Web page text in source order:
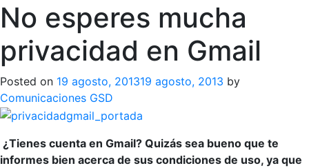
No esperes mucha
privacidad en Gmail
Posted on 19 agosto, 201319 agosto, 2013 by
Comunicaciones GSD
¿Tienes cuenta en Gmail? Quizás sea bueno que te
informes bien acerca de sus condiciones de uso, ya que